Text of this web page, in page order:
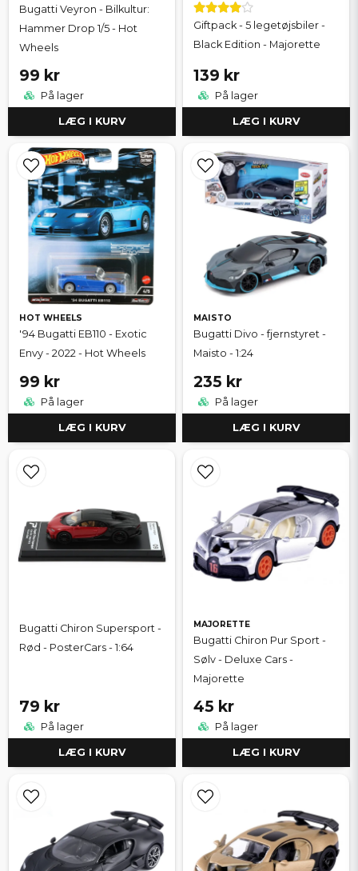
Bugatti Veyron - Bilkultur:
Hammer Drop 1/5 - Hot
Wheels
99 kr
På lager
LÆG I KURV
Giftpack - 5 legetøjsbiler -
Black Edition - Majorette
139 kr
På lager
LÆG I KURV
HOT WHEELS
'94 Bugatti EB110 - Exotic
Envy - 2022 - Hot Wheels
99 kr
På lager
LÆG I KURV
MAISTO
Bugatti Divo - fjernstyret -
Maisto - 1:24
235 kr
På lager
LÆG I KURV
Bugatti Chiron Supersport -
Rød - PosterCars - 1:64
79 kr
På lager
LÆG I KURV
MAJORETTE
Bugatti Chiron Pur Sport -
Sølv - Deluxe Cars -
Majorette
45 kr
På lager
LÆG I KURV